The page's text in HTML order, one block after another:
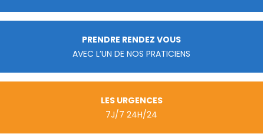
PRENDRE RENDEZ VOUS
AVEC L’UN DE NOS PRATICIENS
LES URGENCES
7J/7 24H/24